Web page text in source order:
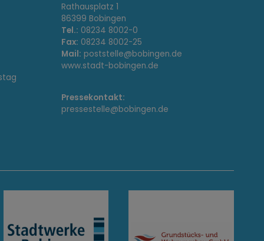
Rathausplatz 1
86399 Bobingen
Tel.: 08234 8002-0
Fax: 08234 8002-25
Mail: poststelle@bobingen.de
www.stadt-bobingen.de
Pressekontakt:
pressestelle@bobingen.de